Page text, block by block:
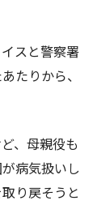
スと警察署
たりから、
、母親役も
病気扱いし
り戻そうと